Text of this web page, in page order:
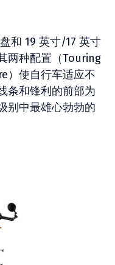
和 19 英寸/17 英寸
两种配置（Touring
）使自行车适应不
条和锋利的前部为
别中最雄心勃勃的